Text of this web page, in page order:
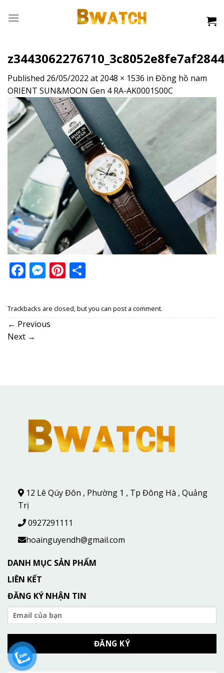
Published 26/05/2022 at 2048 × 1536 in Đồng hồ nam
ORIENT SUN&MOON Gen 4 RA-AK0001S00C
Facebook
Messenger
Pinterest
Trackbacks are closed, but you can post a comment.
← Previous
Next →
12 Lê Qúy Đôn , Phường 1 , Tp Đông Hà , Quảng
Trị
0927291111
hoainguyendh@gmail.com
DANH MỤC SẢN PHẨM
LIÊN KẾT
ĐĂNG KÝ NHẬN TIN